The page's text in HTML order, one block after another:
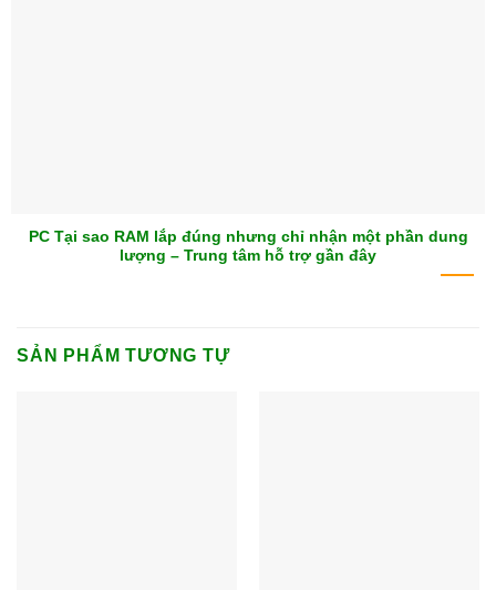
PC Tại sao RAM lắp đúng nhưng chỉ nhận một phần dung
lượng – Trung tâm hỗ trợ gần đây
SẢN PHẨM TƯƠNG TỰ